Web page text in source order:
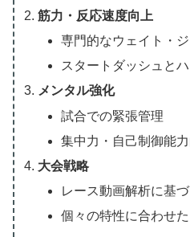
筋力・反応速度向上
専門的なウェイト・
スタートダッシュと
メンタル強化
試合での緊張管理
集中力・自己制御能
大会戦略
レース動画解析に基
個々の特性に合わせ